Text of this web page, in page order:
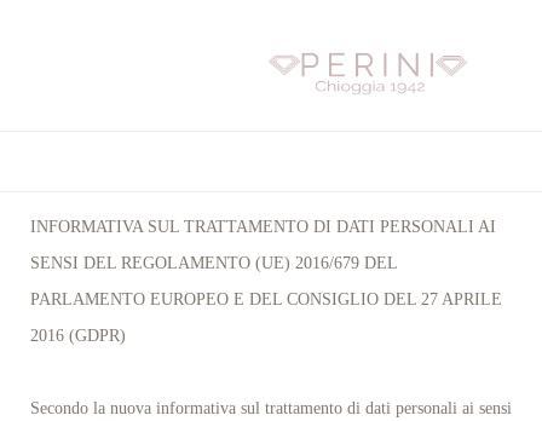
INFORMATIVA SUL TRATTAMENTO DI DATI PERSONALI AI
SENSI DEL REGOLAMENTO (UE) 2016/679 DEL
PARLAMENTO EUROPEO E DEL CONSIGLIO DEL 27 APRILE
2016 (GDPR)
Secondo la nuova informativa sul trattamento di dati personali ai sensi